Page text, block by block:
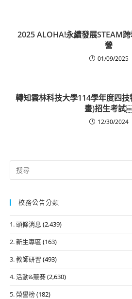
2025 ALOHA!永續發展STEAM
營
01/09/2025
轉知雲林科技大學114學年度四
畫)招生考試
12/30/2024
Search
for:
校務公告分類
1. 頭條消息 (2,439)
2. 新生專區 (163)
3. 教師研習 (493)
4. 活動&競賽(2,630)
5. 榮譽榜(182)